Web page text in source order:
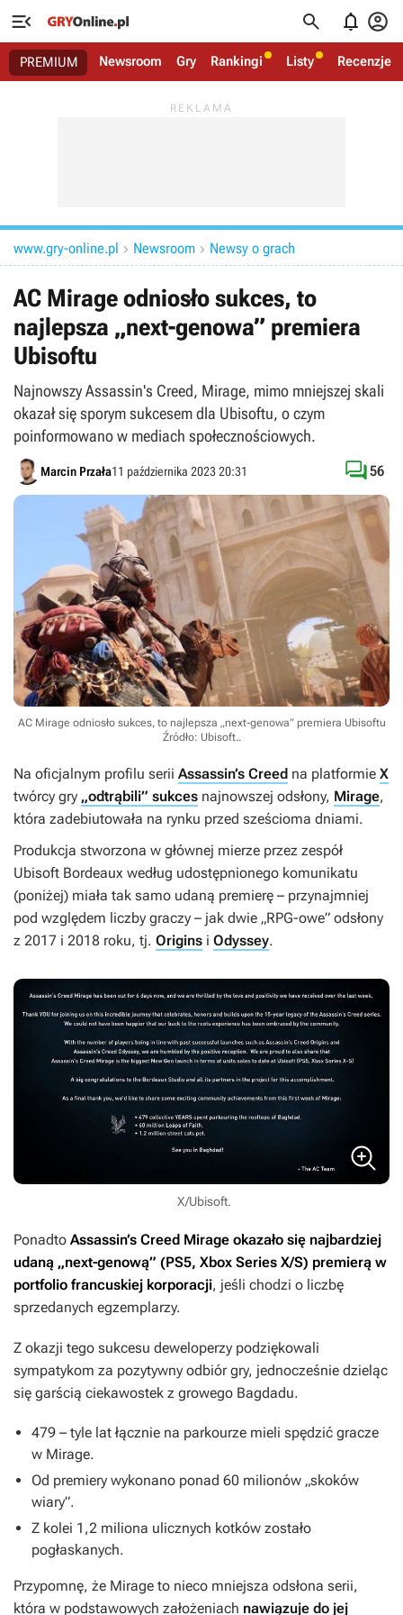
   
PREMIUM Newsroom Gry Rankingi Listy Recenzje
www.gry-online.pl  Newsroom  Newsy o grach
AC Mirage odniosło sukces, to
najlepsza „next-genowa” premiera
Ubisoftu
Najnowszy Assassin's Creed, Mirage, mimo mniejszej skali
okazał się sporym sukcesem dla Ubisoftu, o czym
poinformowano w mediach społecznościowych.
Marcin Przała11 października 2023 20:31 56
AC Mirage odniosło sukces, to najlepsza „next-genowa” premiera Ubisoftu
Źródło: Ubisoft..
Na oficjalnym profilu serii Assassin’s Creed na platformie X
twórcy gry „odtrąbili” sukces najnowszej odsłony, Mirage,
która zadebiutowała na rynku przed sześcioma dniami.
Produkcja stworzona w głównej mierze przez zespół
Ubisoft Bordeaux według udostępnionego komunikatu
(poniżej) miała tak samo udaną premierę – przynajmniej
pod względem liczby graczy – jak dwie „RPG-owe” odsłony
z 2017 i 2018 roku, tj. Origins i Odyssey.
X/Ubisoft.
Ponadto Assassin’s Creed Mirage okazało się najbardziej
udaną „next-genową” (PS5, Xbox Series X/S) premierą w
portfolio francuskiej korporacji, jeśli chodzi o liczbę
sprzedanych egzemplarzy.
Z okazji tego sukcesu deweloperzy podziękowali
sympatykom za pozytywny odbiór gry, jednocześnie dzieląc
się garścią ciekawostek z growego Bagdadu.
479 – tyle lat łącznie na parkourze mieli spędzić gracze
w Mirage.
Od premiery wykonano ponad 60 milionów „skoków
wiary”.
Z kolei 1,2 miliona ulicznych kotków zostało
pogłaskanych.
Przypomnę, że Mirage to nieco mniejsza odsłona serii,
która w podstawowych założeniach nawiązuje do jej